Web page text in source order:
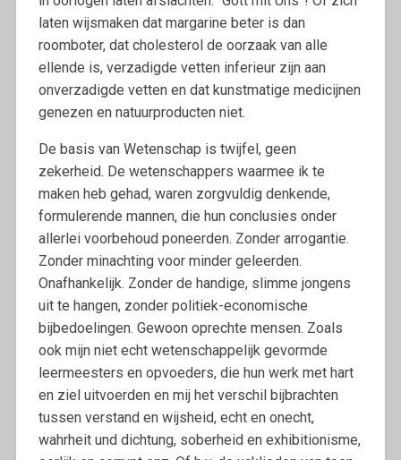
laten wijsmaken dat margarine beter is dan
roomboter, dat cholesterol de oorzaak van alle
ellende is, verzadigde vetten inferieur zijn aan
onverzadigde vetten en dat kunstmatige medicijnen
genezen en natuurproducten niet.
De basis van Wetenschap is twijfel, geen
zekerheid. De wetenschappers waarmee ik te
maken heb gehad, waren zorgvuldig denkende,
formulerende mannen, die hun conclusies onder
allerlei voorbehoud poneerden. Zonder arrogantie.
Zonder minachting voor minder geleerden.
Onafhankelijk. Zonder de handige, slimme jongens
uit te hangen, zonder politiek-economische
bijbedoelingen. Gewoon oprechte mensen. Zoals
ook mijn niet echt wetenschappelijk gevormde
leermeesters en opvoeders, die hun werk met hart
en ziel uitvoerden en mij het verschil bijbrachten
tussen verstand en wijsheid, echt en onecht,
wahrheit und dichtung, soberheid en exhibitionisme,